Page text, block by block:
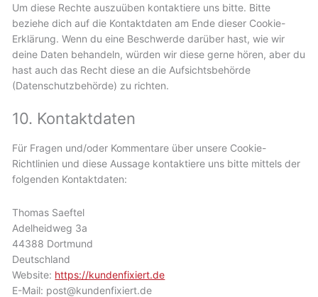
Um diese Rechte auszuüben kontaktiere uns bitte. Bitte
beziehe dich auf die Kontaktdaten am Ende dieser Cookie-
Erklärung. Wenn du eine Beschwerde darüber hast, wie wir
deine Daten behandeln, würden wir diese gerne hören, aber du
hast auch das Recht diese an die Aufsichtsbehörde
(Datenschutzbehörde) zu richten.
10. Kontaktdaten
Für Fragen und/oder Kommentare über unsere Cookie-
Richtlinien und diese Aussage kontaktiere uns bitte mittels der
folgenden Kontaktdaten:
Thomas Saeftel
Adelheidweg 3a
44388 Dortmund
Deutschland
Website: https://kundenfixiert.de
E-Mail: post@kundenfixiert.de